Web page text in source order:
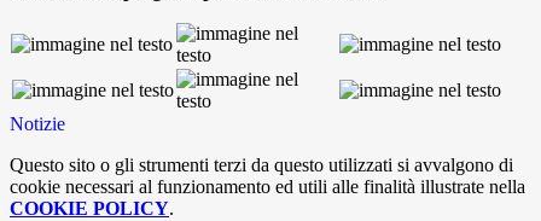
Notizie
Questo sito o gli strumenti terzi da questo utilizzati si avvalgono di
cookie necessari al funzionamento ed utili alle finalità illustrate nella
COOKIE POLICY.